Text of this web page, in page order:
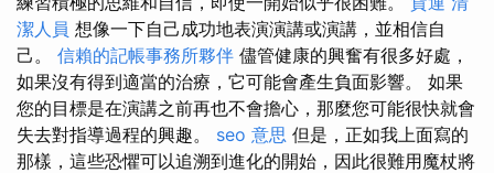
潔人員 想像一下自己成功地表演演講或演講，並相信自
己。 信賴的記帳事務所夥伴 儘管健康的興奮有很多好處，
如果沒有得到適當的治療，它可能會產生負面影響。 如果
您的目標是在演講之前再也不會擔心，那麼您可能很快就會
失去對指導過程的興趣。 seo 意思 但是，正如我上面寫的
那樣，這些恐懼可以追溯到進化的開始，因此很難用魔杖將